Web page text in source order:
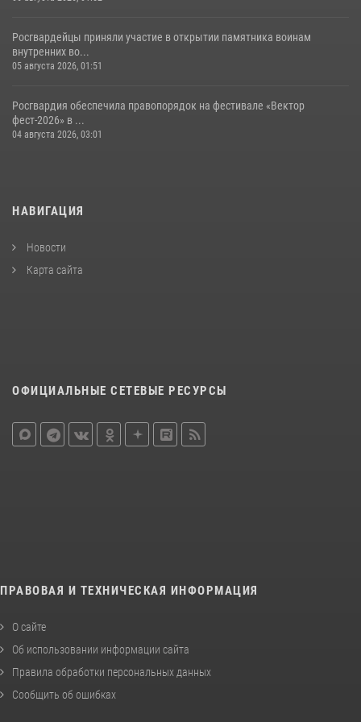
Росгвардейцы приняли участие в открытии памятника воинам
внутренних во...
05 августа 2026, 01:51
Росгвардия обеспечила правопорядок на фестивале «Вектор
фест-2026» в ...
04 августа 2026, 03:01
НАВИГАЦИЯ
Новости
Карта сайта
ОФИЦИАЛЬНЫЕ СЕТЕВЫЕ РЕСУРСЫ
ПРАВОВАЯ И ТЕХНИЧЕСКАЯ ИНФОРМАЦИЯ
О сайте
Об использовании информации сайта
Правила обработки персональных данных
Сообщить об ошибках